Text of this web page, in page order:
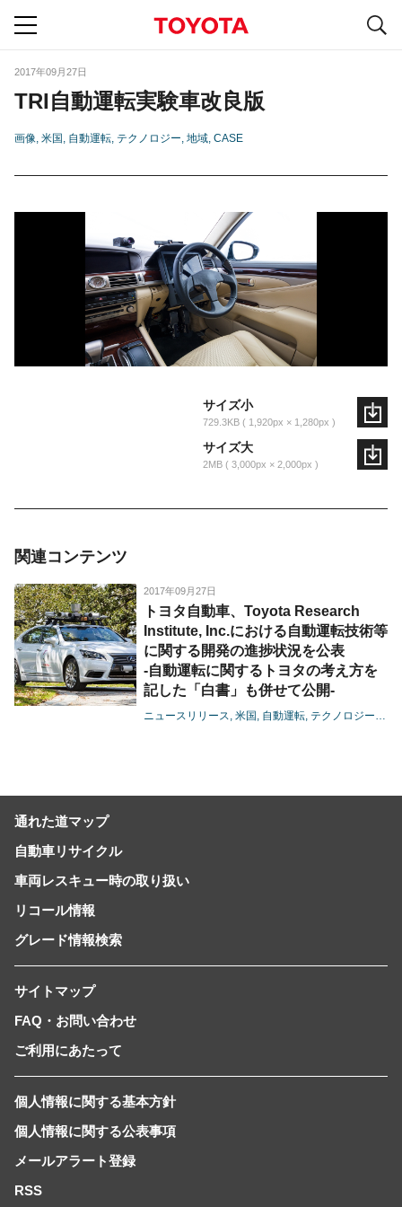
2017年09月27日
TRI自動運転実験車改良版
画像 米国 自動運転 テクノロジー 地域 CASE
サイズ小
729.3KB 1,920px × 1,280px
サイズ大
2MB 3,000px × 2,000px
関連コンテンツ
2017年09月27日
トヨタ自動車、Toyota Research
Institute, Inc.における自動運転技術等
に関する開発の進捗状況を公表
-自動運転に関するトヨタの考え方を
記した「白書」も併せて公開-
ニュースリリース 米国 自動運転 テクノロジー 地域
通れた道マップ
自動車リサイクル
車両レスキュー時の取り扱い
リコール情報
グレード情報検索
サイトマップ
FAQ・お問い合わせ
ご利用にあたって
個人情報に関する基本方針
個人情報に関する公表事項
メールアラート登録
RSS